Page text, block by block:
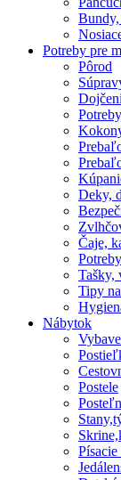
Potreby pre
Pôrod
Deky,
Čaje,
Tašky,
Tipy
Nábytok
Postele